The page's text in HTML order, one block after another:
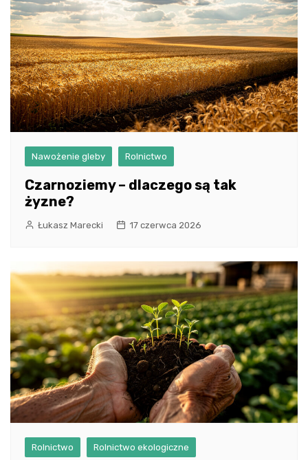
Nawożenie gleby Rolnictwo
Czarnoziemy – dlaczego są tak
żyzne?
Łukasz Marecki 17 czerwca 2026
Rolnictwo Rolnictwo ekologiczne